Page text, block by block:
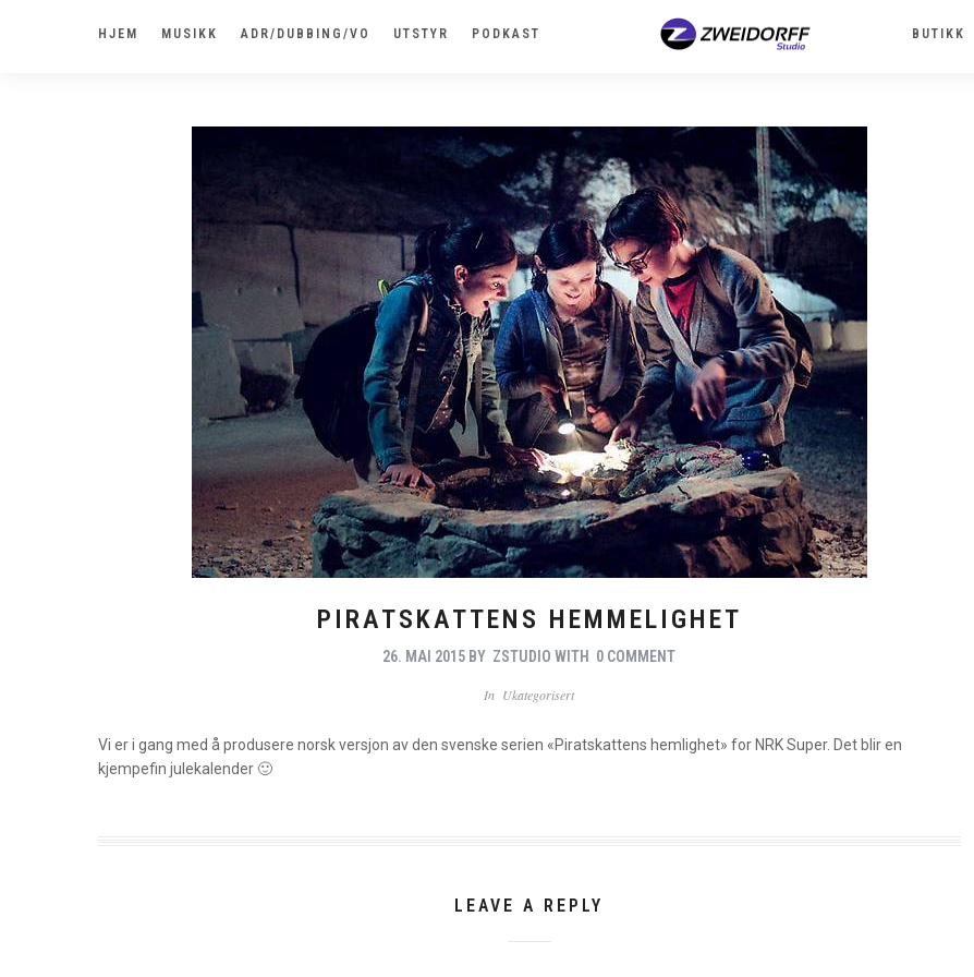
HJEM MUSIKK ADR/DUBBING/VO UTSTYR PODKAST BUTIKK
PIRATSKATTENS HEMMELIGHET
26. MAI 2015 BY ZSTUDIO WITH 0 COMMENT
In Ukategorisert
Vi er i gang med å produsere norsk versjon av den svenske serien «Piratskattens hemlighet» for NRK Super. Det blir en
kjempefin julekalender 🙂
LEAVE A REPLY